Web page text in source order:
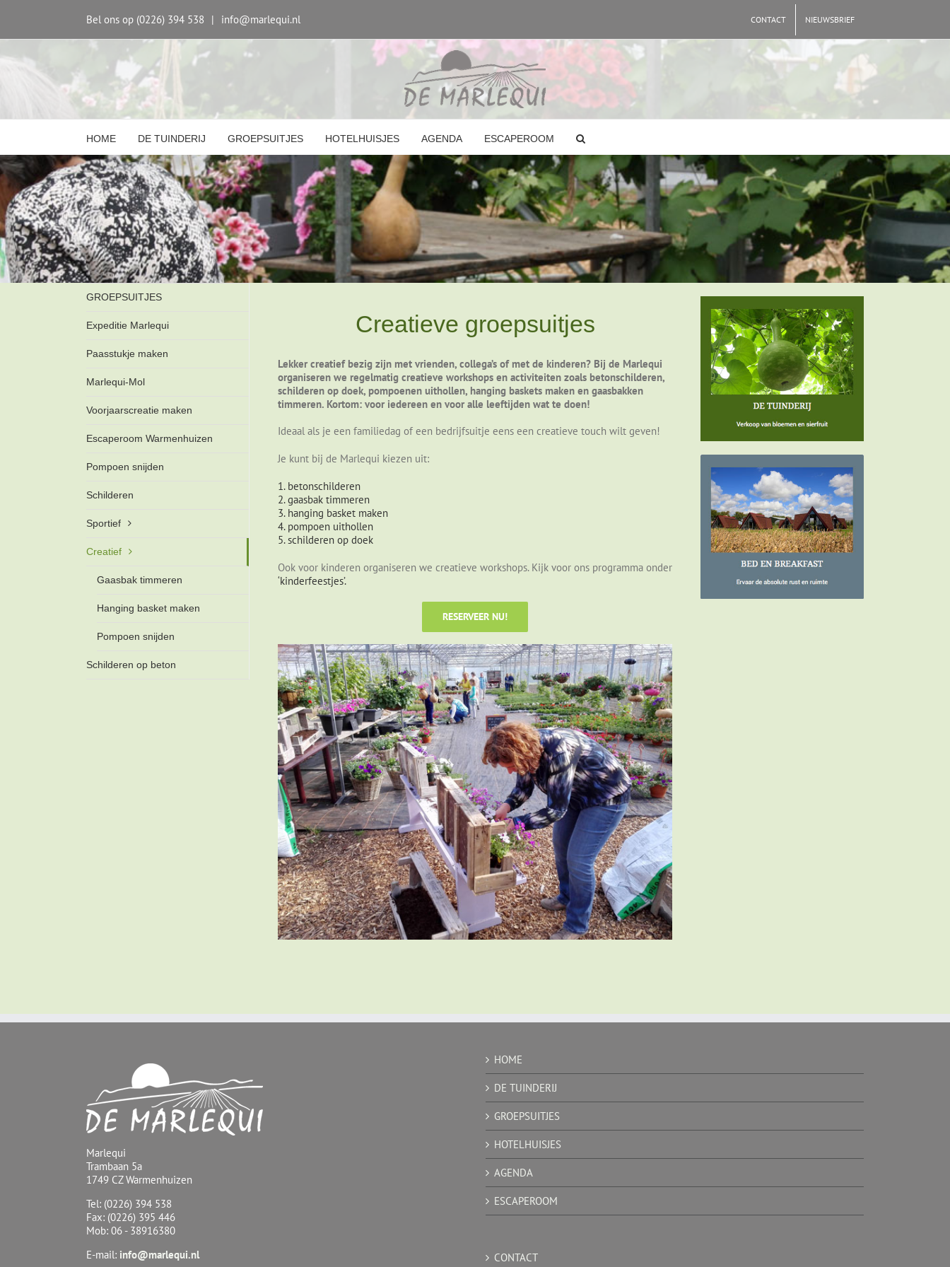
Bel ons op (0226) 394 538 | info@marlequi.nl CONTACT NIEUWSBRIEF
HOME DE TUINDERIJ GROEPSUITJES HOTELHUISJES AGENDA ESCAPEROOM
Creatieve groepsuitjes
Lekker creatief bezig zijn met vrienden, collega’s of met de kinderen? Bij de Marlequi
organiseren we regelmatig creatieve workshops en activiteiten zoals betonschilderen,
schilderen op doek, pompoenen uithollen, hanging baskets maken en gaasbakken
timmeren. Kortom: voor iedereen en voor alle leeftijden wat te doen!
Ideaal als je een familiedag of een bedrijfsuitje eens een creatieve touch wilt geven!
Je kunt bij de Marlequi kiezen uit:
1. betonschilderen
2. gaasbak timmeren
3. hanging basket maken
4. pompoen uithollen
5. schilderen op doek
Ook voor kinderen organiseren we creatieve workshops. Kijk voor ons programma onder
‘kinderfeestjes’.
RESERVEER NU!
GROEPSUITJES
Expeditie Marlequi
Paasstukje maken
Marlequi-Mol
Voorjaarscreatie maken
Escaperoom Warmenhuizen
Pompoen snijden
Schilderen
Sportief
Creatief
Gaasbak timmeren
Hanging basket maken
Pompoen snijden
Schilderen op beton
Marlequi
Trambaan 5a
1749 CZ Warmenhuizen
Tel: (0226) 394 538
Fax: (0226) 395 446
Mob: 06 - 38916380
E-mail: info@marlequi.nl
HOME
DE TUINDERIJ
GROEPSUITJES
HOTELHUISJES
AGENDA
ESCAPEROOM
CONTACT